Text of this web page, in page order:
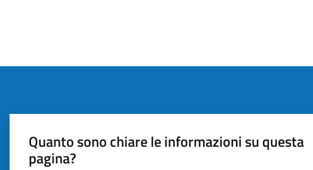
Quanto sono chiare le informazioni su questa
pagina?